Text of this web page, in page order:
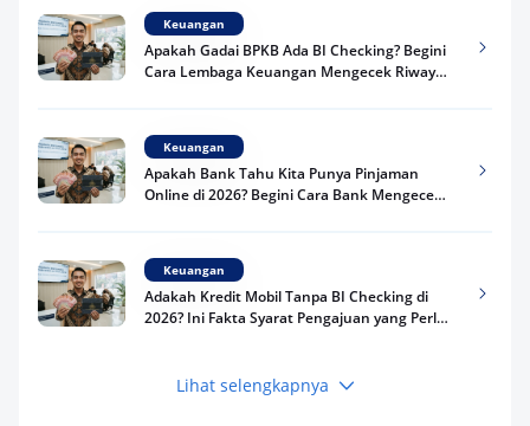
Keuangan
Apakah Gadai BPKB Ada BI Checking? Begini
Cara Lembaga Keuangan Mengecek Riwayat
Keuangan
Apakah Bank Tahu Kita Punya Pinjaman
Online di 2026? Begini Cara Bank Mengecek
Keuangan
Adakah Kredit Mobil Tanpa BI Checking di
2026? Ini Fakta Syarat Pengajuan yang Perlu
Keuangan
Lihat selengkapnya